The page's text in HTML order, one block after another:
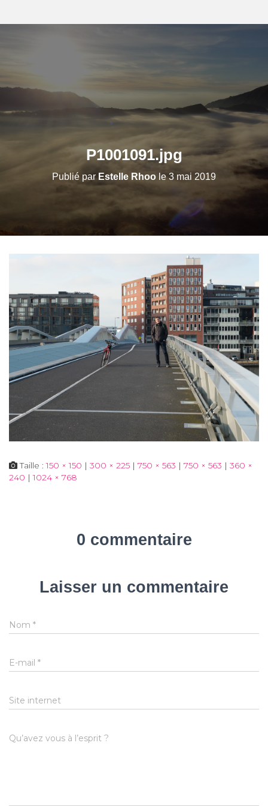
P1001091.jpg
Publié par Estelle Rhoo le3 mai 2019
Taille :150 × 150 | 300 × 225 | 750 × 563 | 750 × 563 | 360 ×
240 | 1024 × 768
0 commentaire
Laisser un commentaire
Nom *
E-mail *
Site internet
Qu’avez vous à l’esprit ?